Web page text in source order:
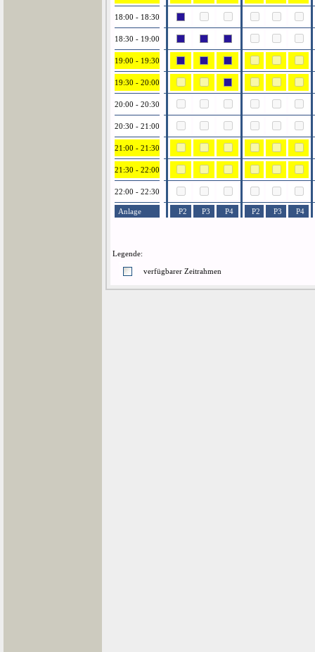
18:00 - 18:30
18:30 - 19:00
19:00 - 19:30
19:30 - 20:00
20:00 - 20:30
20:30 - 21:00
21:00 - 21:30
21:30 - 22:00
22:00 - 22:30
Anlage P2 P3 P4 P2 P3 P4
Legende:
verfügbarer Zeitrahmen